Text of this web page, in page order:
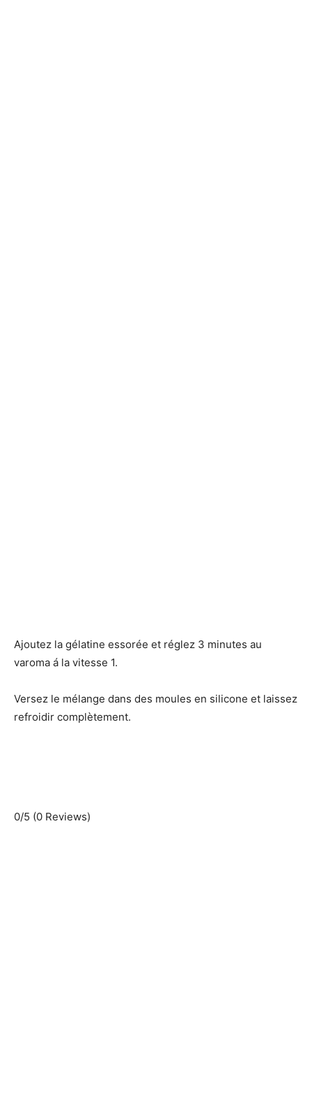
Ajoutez la gélatine essorée et réglez 3 minutes au
varoma á la vitesse 1.
Versez le mélange dans des moules en silicone et laissez
refroidir complètement.
0/5 (0 Reviews)